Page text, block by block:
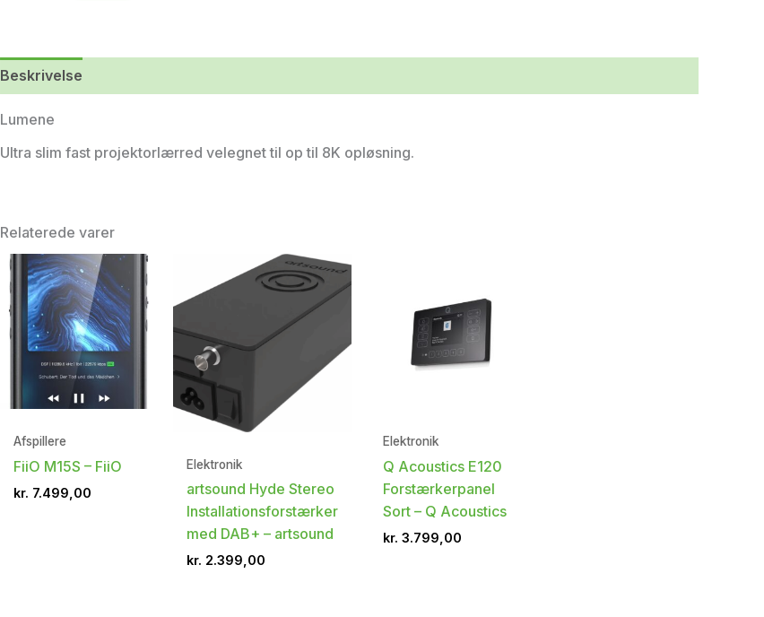
Beskrivelse
Lumene
Ultra slim fast projektorlærred velegnet til op til 8K opløsning.
Relaterede varer
Afspillere
FiiO M15S – FiiO
kr. 7.499,00
Elektronik
artsound Hyde Stereo
Installationsforstærker
med DAB+ – artsound
kr. 2.399,00
Elektronik
Q Acoustics E120
Forstærkerpanel
Sort – Q Acoustics
kr. 3.799,00